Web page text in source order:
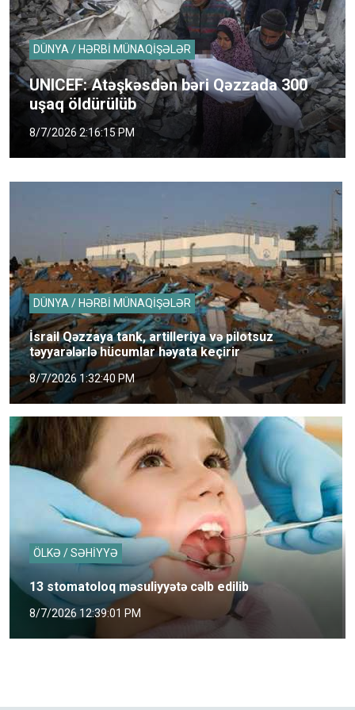
DÜNYA / HƏRBİ MÜNAQİŞƏLƏR
UNICEF: Atəşkəsdən bəri Qəzzada 300
uşaq öldürülüb
8/7/2026 2:16:15 PM
DÜNYA / HƏRBİ MÜNAQİŞƏLƏR
İsrail Qəzzaya tank, artilleriya və pilotsuz
təyyarələrlə hücumlar həyata keçirir
8/7/2026 1:32:40 PM
ÖLKƏ / SƏHİYYƏ
13 stomatoloq məsuliyyətə cəlb edilib
8/7/2026 12:39:01 PM